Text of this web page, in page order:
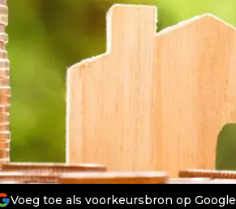
Voeg toe als voorkeursbron op Google